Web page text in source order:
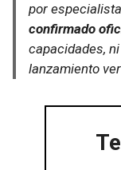
por
confirmado
capacidades,
lanzamiento